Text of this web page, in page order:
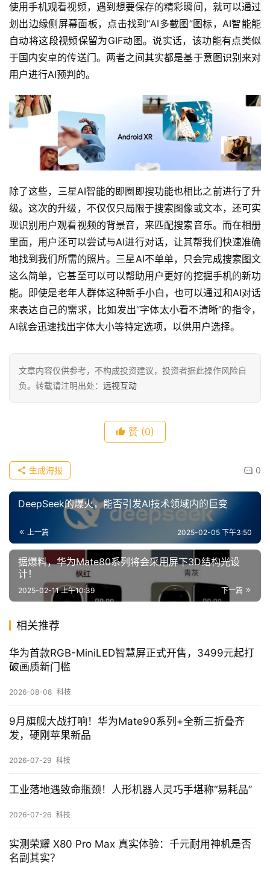
公
司
时
使用手机观看视频，遇到想要保存的精彩瞬间，就可以通过
划出边缘侧屏幕面板，点击找到“AI多截图”图标，AI智能能
自动将这段视频保留为GIF动图。说实话，该功能有点类似
于国内安卓的传送门。两者之间其实都是基于意图识别来对
用户进行AI预判的。
除了这些，三星AI智能的即圈即搜功能也相比之前进行了升
级。这次的升级，不仅仅只局限于搜索图像或文本，还可实
现识别用户观看视频的背景音，来匹配搜索音乐。而在相册
里面，用户还可以尝试与AI进行对话，让其帮我们快速准确
地找到我们所需的照片。三星AI不单单，只会完成搜索图文
这么简单，它甚至可以可以帮助用户更好的挖掘手机的新功
能。即使是老年人群体这种新手小白，也可以通过和AI对话
来表达自己的需求，比如发出“字体太小看不清晰”的指令，
AI就会迅速找出字体大小等特定选项，以供用户选择。
文章内容仅供参考，不构成投资建议，投资者据此操作风险自
负。转载请注明出处： 远视互动
赞 (0)
0
生成海报
DeepSeek的爆火，能否引发AI技术领域内的巨变
上一篇 2025-02-05 下午3:50
据爆料，华为Mate80系列将会采用屏下3D结构光设
计！
下一篇
2025-02-11 上午10:39
相关推荐
华为首款RGB-MiniLED智慧屏正式开售，3499元起打
破画质新门槛
2026-08-08 科技
9月旗舰大战打响！华为Mate90系列+全新三折叠齐
发，硬刚苹果新品
2026-07-29 科技
工业落地遇致命瓶颈！人形机器人灵巧手堪称“易耗品”
2026-07-26 科技
实测荣耀 X80 Pro Max 真实体验：千元耐用神机是否
名副其实？